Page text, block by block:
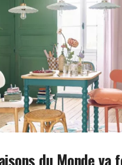
du Monde va